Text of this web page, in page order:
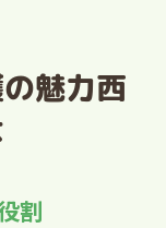
られるスキ
くメリット
魅力西
割